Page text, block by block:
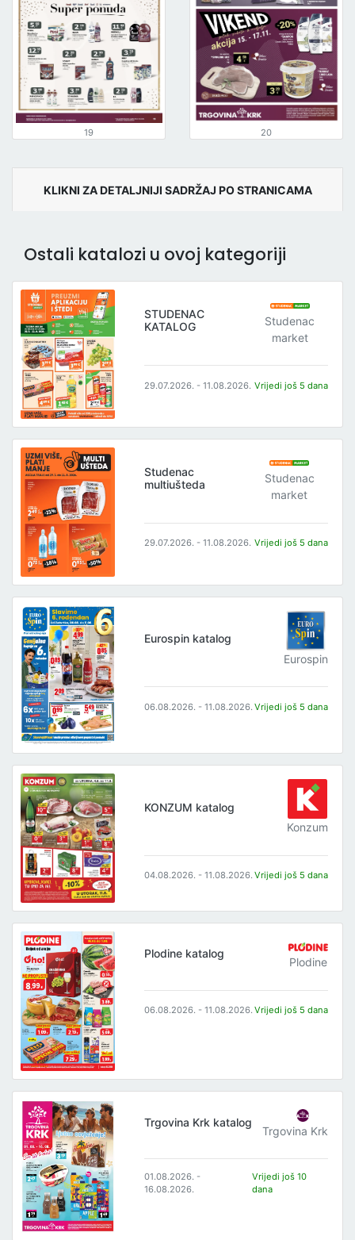
19 20
KLIKNI ZA DETALJNIJI SADRŽAJ PO STRANICAMA
Ostali katalozi u ovoj kategoriji
STUDENAC
KATALOG
Studenac
market
29.07.2026. - 11.08.2026. Vrijedi još 5 dana
Studenac
multiušteda
Studenac
market
29.07.2026. - 11.08.2026. Vrijedi još 5 dana
Eurospin katalog
Eurospin
06.08.2026. - 11.08.2026. Vrijedi još 5 dana
KONZUM katalog
Konzum
04.08.2026. - 11.08.2026. Vrijedi još 5 dana
Plodine katalog
Plodine
06.08.2026. - 11.08.2026. Vrijedi još 5 dana
Trgovina Krk katalog
Trgovina Krk
01.08.2026. -
16.08.2026.
Vrijedi još 10
dana